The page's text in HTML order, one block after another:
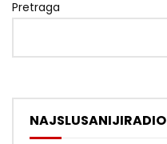
Pretraga
NAJSLUSANIJIRADIO